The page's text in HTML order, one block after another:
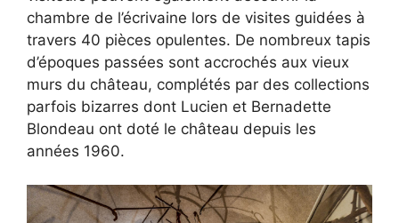
chambre de l’écrivaine lors de visites guidées à
travers 40 pièces opulentes. De nombreux tapis
d’époques passées sont accrochés aux vieux
murs du château, complétés par des collections
parfois bizarres dont Lucien et Bernadette
Blondeau ont doté le château depuis les
années 1960.